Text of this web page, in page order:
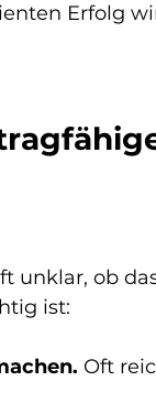
Erfolg
unklar, ob
ist:
Oft